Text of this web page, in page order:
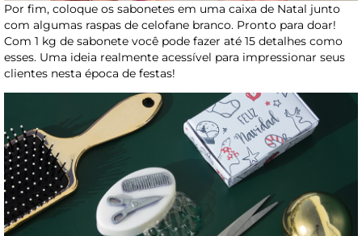
Por fim, coloque os sabonetes em uma caixa de Natal junto
com algumas raspas de celofane branco. Pronto para doar!
Com 1 kg de sabonete você pode fazer até 15 detalhes como
esses. Uma ideia realmente acessível para impressionar seus
clientes nesta época de festas!